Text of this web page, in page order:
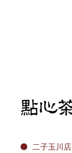
二子玉川店